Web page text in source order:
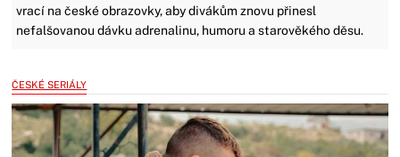
vrací na české obrazovky, aby divákům znovu přinesl
nefalšovanou dávku adrenalinu, humoru a starověkého děsu.
ČESKÉ SERIÁLY